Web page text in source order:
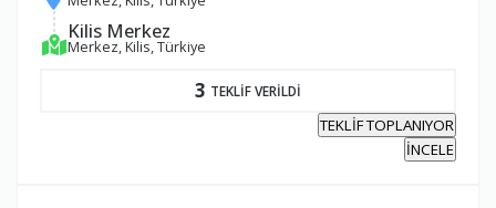
Kilis Merkez
Merkez, Kilis, Türkiye
3 TEKLİF VERİLDİ
TEKLİF TOPLANIYOR
İNCELE